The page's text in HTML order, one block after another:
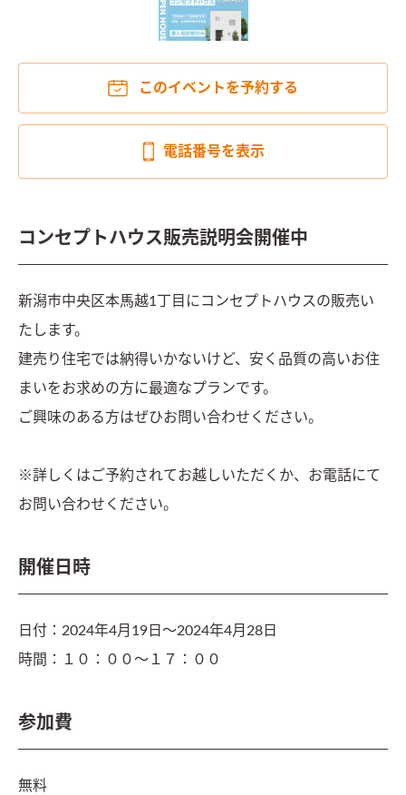
このイベントを予約する
電話番号を表示
コンセプトハウス販売説明会開催中
新潟市中央区本馬越1丁目にコンセプトハウスの販売い
たします。
建売り住宅では納得いかないけど、安く品質の高いお住
まいをお求めの方に最適なプランです。
ご興味のある方はぜひお問い合わせください。
※詳しくはご予約されてお越しいただくか、お電話にて
お問い合わせください。
開催日時
日付： 2024年4月19日〜2024年4月28日
時間：
１０：００～１７：００
参加費
無料